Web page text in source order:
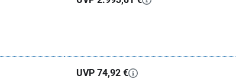
UVP 74,92 €